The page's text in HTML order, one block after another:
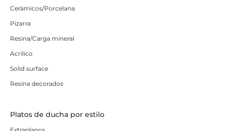
Cerámicos/Porcelana
Pizarra
Resina/Carga mineral
Acrílico
Solid surface
Resina decorados
Platos de ducha por estilo